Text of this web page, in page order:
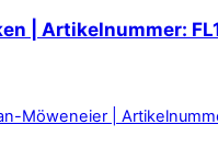
| Artikelnummer: